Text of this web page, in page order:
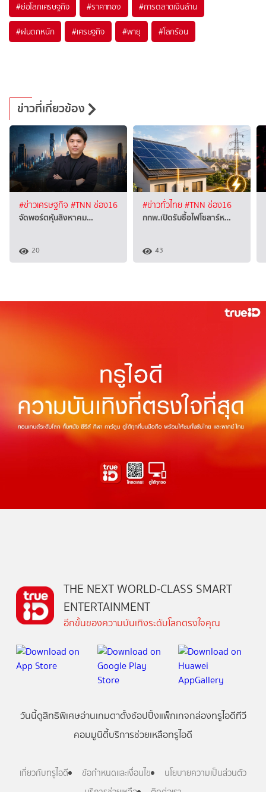
#ย่อโลกเศรษฐกิจ #ราคาทอง #การตลาดเงินล้าน
#ฝนตกหนัก #เศรษฐกิจ #พายุ #โลกร้อน
ข่าวที่เกี่ยวข้อง
#ข่าวเศรษฐกิจ #TNN ช่อง16
จัดพอร์ตหุ้นสิงหาคม…
20
#ข่าวทั่วไทย#TNN ช่อง16
กกพ.เปิดรับซื้อไฟโซลาร์ห…
43
THE NEXT WORLD-CLASS SMART
ENTERTAINMENT
อีกขั้นของความบันเทิงระดับโลกตรงใจคุณ
วันนี้ดูสิทธิพิเศษอ่านเกมตาตั้งช้อปปิ้งแพ็กเกจกล่องทรูไอดีทีวี
คอมมูนิตี้บริการช่วยเหลือทรูไอดี
เกี่ยวกับทรูไอดี ข้อกำหนดและเงื่อนไข
นโยบายความเป็นส่วนตัว